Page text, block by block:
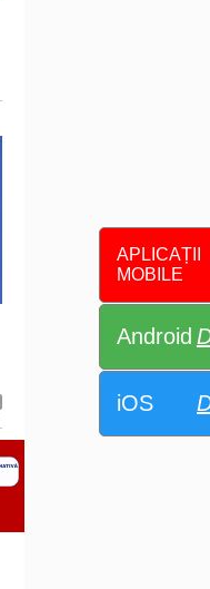
APLICAȚII
MOBILE
Android
iOS